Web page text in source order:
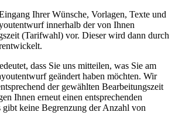
Ihrer Wünsche, Vorlagen, Texte und
innerhalb der von Ihnen
(Tarifwahl) vor. Dieser wird dann durch
dass Sie uns mitteilen, was Sie am
geändert haben möchten. Wir
der gewählten Bearbeitungszeit
Ihnen erneut einen entsprechenden
keine Begrenzung der Anzahl von